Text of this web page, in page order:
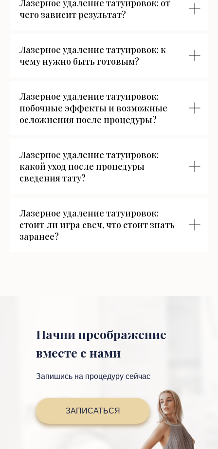
Лазерное удаление татуировок: от
чего зависит результат?
Лазерное удаление татуировок: к
чему нужно быть готовым?
Лазерное удаление татуировок:
побочные эффекты и возможные
осложнения после процедуры?
Лазерное удаление татуировок:
какой уход после процедуры
сведения тату?
Лазерное удаление татуировок:
стоит ли игра свеч, что стоит знать
заранее?
Начни преображение
вместе с нами
Запишись на процедуру сейчас
ЗАПИСАТЬСЯ